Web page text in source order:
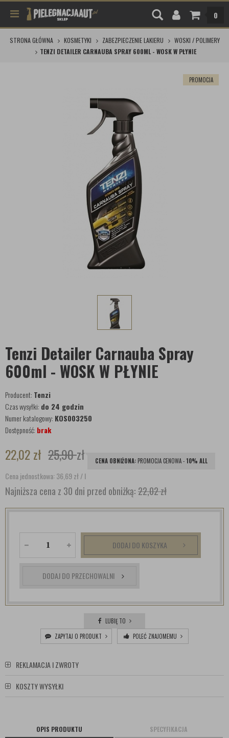
0
STRONA GŁÓWNA KOSMETYKI ZABEZPIECZENIE LAKIERU
WOSKI / POLIMERY
TENZI DETAILER CARNAUBA SPRAY 600ML - WOSK W PŁYNIE
PROMOCJA
Tenzi Detailer Carnauba Spray
600ml - WOSK W PŁYNIE
Producent: Tenzi
Czas wysyłki: do 24 godzin
Numer katalogowy: KOS003250
Dostępność: brak
22,02zł 25,90zł CENA OBNIŻONA: PROMOCJA CENOWA -10% ALL
Cena jednostkowa: 36,69zł/ l
Najniższa cena z 30 dni przed obniżką:22,02 zł
DODAJ DO KOSZYKA
DODAJ DO PRZECHOWALNI
LUBIĘ TO
ZAPYTAJ O PRODUKT
POLEĆ ZNAJOMEMU
REKLAMACJA I ZWROTY
KOSZTY WYSYŁKI
OPIS PRODUKTU SPECYFIKACJA